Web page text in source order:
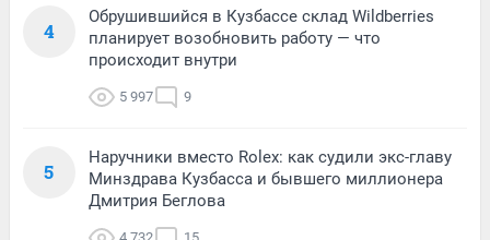
4
Обрушившийся в Кузбассе склад Wildberries
планирует возобновить работу — что
происходит внутри
5 997 9
5
Наручники вместо Rolex: как судили экс-главу
Минздрава Кузбасса и бывшего миллионера
Дмитрия Беглова